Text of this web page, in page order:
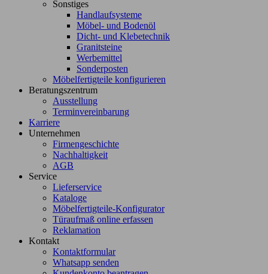
Sonstiges
Handlaufsysteme
Möbel- und Bodenöl
Dicht- und Klebetechnik
Granitsteine
Werbemittel
Sonderposten
Möbelfertigteile konfigurieren
Beratungszentrum
Ausstellung
Terminvereinbarung
Karriere
Unternehmen
Firmengeschichte
Nachhaltigkeit
AGB
Service
Lieferservice
Kataloge
Möbelfertigteile-Konfigurator
Türaufmaß online erfassen
Reklamation
Kontakt
Kontaktformular
Whatsapp senden